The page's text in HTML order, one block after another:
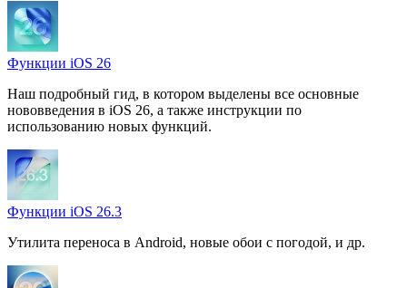
Функции iOS 26
Наш подробный гид, в котором выделены все основные
нововведения в iOS 26, а также инструкции по
использованию новых функций.
Функции iOS 26.3
Утилита переноса в Android, новые обои с погодой, и др.